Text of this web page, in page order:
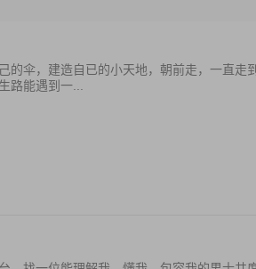
的伞，建造自已的小天地，朝前走，一直走
路能遇到一...